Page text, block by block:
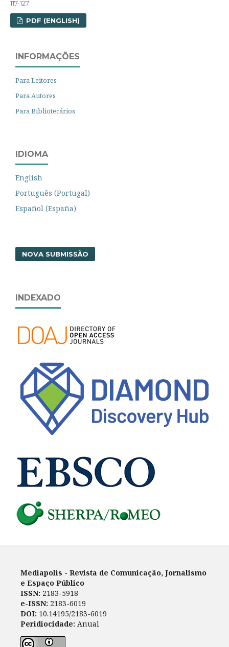
117-127
PDF (ENGLISH)
INFORMAÇÕES
Para Leitores
Para Autores
Para Bibliotecários
IDIOMA
English
Português (Portugal)
Español (España)
NOVA SUBMISSÃO
INDEXADO
Mediapolis - Revista de Comunicação, Jornalismo
e Espaço Público
ISSN: 2183-5918
e-ISSN: 2183-6019
DOI: 10.14195/2183-6019
Peridiocidade: Anual